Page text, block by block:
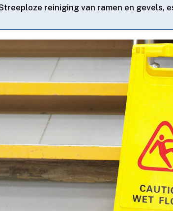
reiniging van ramen en gevels,